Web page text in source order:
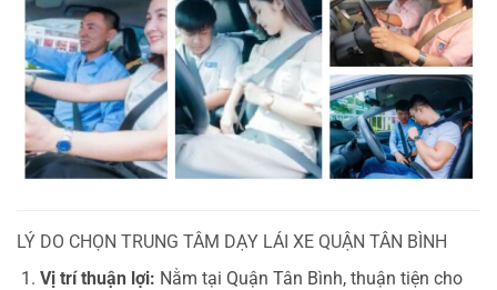
LÝ DO CHỌN TRUNG TÂM DẠY LÁI XE QUẬN TÂN BÌNH
Vị trí thuận lợi: Nằm tại Quận Tân Bình, thuận tiện cho